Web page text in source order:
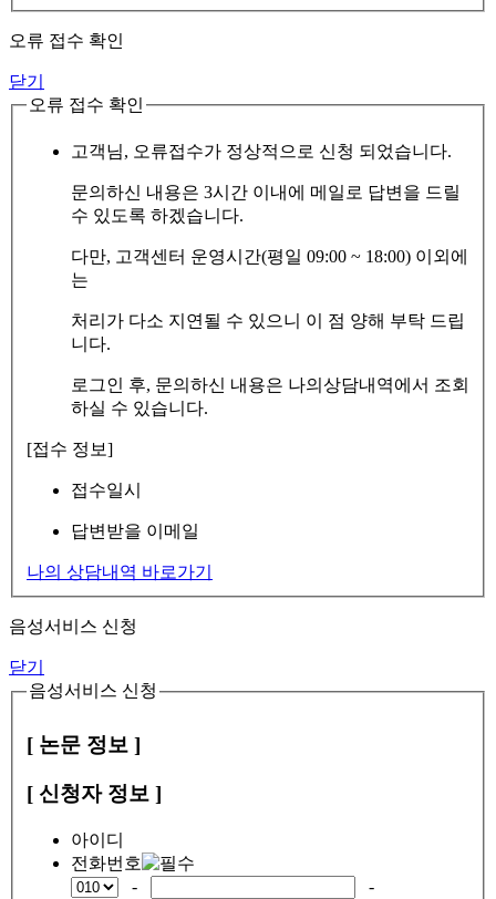
오류 접수 확인
닫기
오류 접수 확인
고객님, 오류접수가 정상적으로 신청 되었습니다.
문의하신 내용은 3시간 이내에 메일로 답변을 드릴
수 있도록 하겠습니다.
다만, 고객센터 운영시간(평일 09:00 ~ 18:00) 이외에
는
처리가 다소 지연될 수 있으니 이 점 양해 부탁 드립
니다.
로그인 후, 문의하신 내용은 나의상담내역에서 조회
하실 수 있습니다.
[접수 정보]
접수일시
답변받을 이메일
나의 상담내역 바로가기
음성서비스 신청
닫기
음성서비스 신청
[ 논문 정보 ]
[ 신청자 정보 ]
아이디
전화번호
-
-